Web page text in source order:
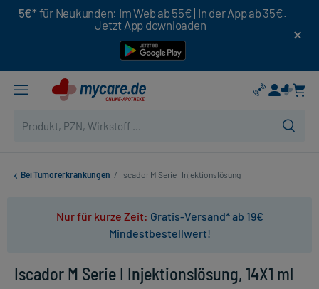
5€* für Neukunden: Im Web ab 55€ | In der App ab 35€.
Jetzt App downloaden
Bei Tumorerkrankungen / Iscador M Serie I Injektionslösung
Nur für kurze Zeit: Gratis-Versand* ab 19€
Mindestbestellwert!
Iscador M Serie I Injektionslösung, 14X1 ml